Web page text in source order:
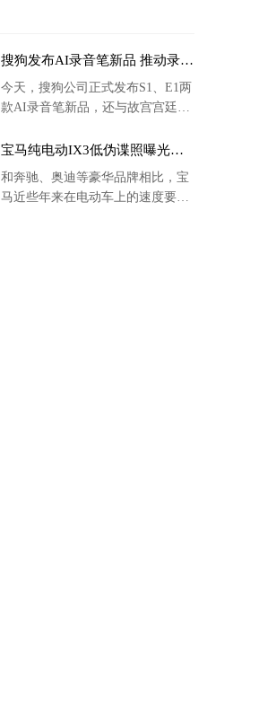
搜狗发布AI录音笔新品 推动录音
今天，搜狗公司正式发布S1、E1两
款AI录音笔新品，还与故宫宫廷文
的故宫宫廷联名款。
宝马纯电动IX3低伪谍照曝光：
和奔驰、奥迪等豪华品牌相比，宝
马近些年来在电动车上的速度要慢